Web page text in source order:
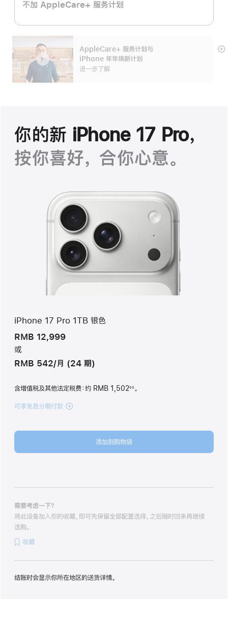
不加 AppleCare+ 服务计划
AppleCare+ 服务计划 与
iPhone 年年焕新计划
进一步了解
展
你的新 iPhone 17 Pro，
按你喜好， 合你心意。
iPhone 17 Pro 1TB 银色
RMB 12,999
或
RMB 542/月 (24 期)
含增值税及其他法定税费：约 RMB 1,502◊◊。
可享免息分期付款 (iPhone 17 Pro
1tb
选
添加到购物袋
需要考虑一下？
将此设备加入你的收藏，即可先保留全部配置选择，之后随时回来再继续
选购。
收藏
结账时会显示你所在地区的送货详情。